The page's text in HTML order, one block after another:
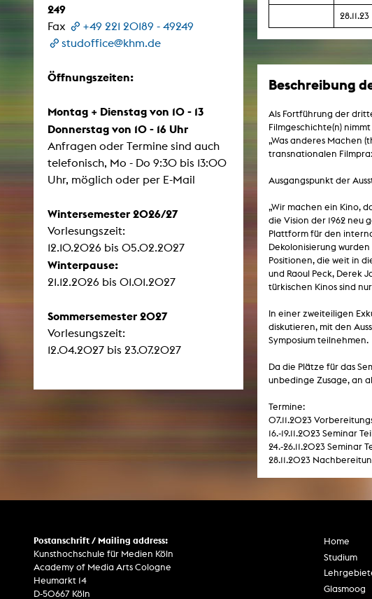
28.11.23
Beschreibung
Als Fortführung der
Filmgeschichte(n)
„Was anderes Machen
transnationalen
Ausgangspunkt der
„Wir machen ein Kino,
die Vision der 1962 neu
Plattform für den
Dekolonisierung
Positionen, die weit in
und Raoul Peck, Derek
türkischen Kinos sind
In einer zweiteiligen
diskutieren, mit den
Symposium teilnehmen.
Da die Plätze für das
unbedinge Zusage, an
Termine:
07.11.2023
16.-19.11.2023 Seminar
24.-26.11.2023 Seminar
28.11.2023
249
Fax
+49 221 20189 - 49249
studoffice@khm.de
Öffnungszeiten:
Montag + Dienstag von 10 - 13
Donnerstag von 10 - 16 Uhr
Anfragen oder Termine sind auch
telefonisch, Mo - Do 9:30 bis 13:00
Uhr, möglich oder per E-Mail
Wintersemester 2026/27
Vorlesungszeit:
12.10.2026 bis 05.02.2027
Winterpause:
21.12.2026 bis 01.01.2027
Sommersemester 2027
Vorlesungszeit:
12.04.2027 bis 23.07.2027
Postanschrift / Mailing address:
Kunsthochschule für Medien Köln
Academy of Media Arts Cologne
Heumarkt 14
D-50667 Köln
Home
Studium
Glasmoog
Künstlerische Arbeiten Studierende
Veranstaltungen / Mitschnitte
Schreiben, was kommt
Kölsch-Glas-Edition
25 Jahre KHM / Studiogespräche